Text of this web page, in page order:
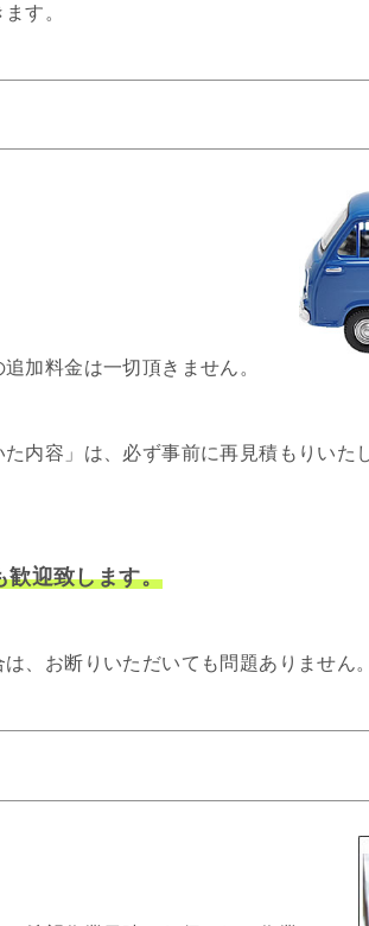
す。
加料金は一切頂きません。
内容」は、必ず事前に再見積もりいた
歓迎致します。
、お断りいただいても問題ありません